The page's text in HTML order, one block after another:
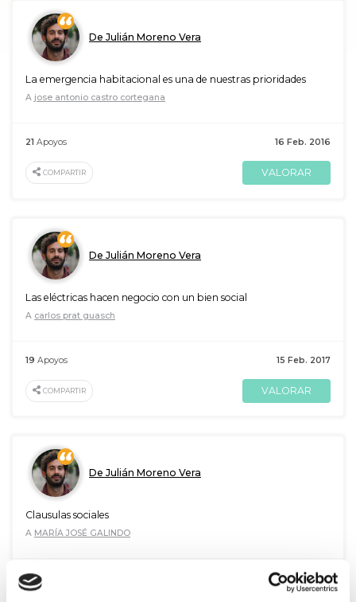
De Julián Moreno Vera
La emergencia habitacional es una de nuestras prioridades
A jose antonio castro cortegana
16 Feb. 2016
21 Apoyos
COMPARTIR VALORAR
De Julián Moreno Vera
Las eléctricas hacen negocio con un bien social
A carlos prat guasch
15 Feb. 2017
19 Apoyos
COMPARTIR VALORAR
De Julián Moreno Vera
Clausulas sociales
A MARÍA JOSÉ GALINDO
20 Nov. 2015
19Apoyos